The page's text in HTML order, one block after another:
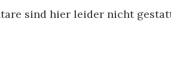
sind hier leider nicht